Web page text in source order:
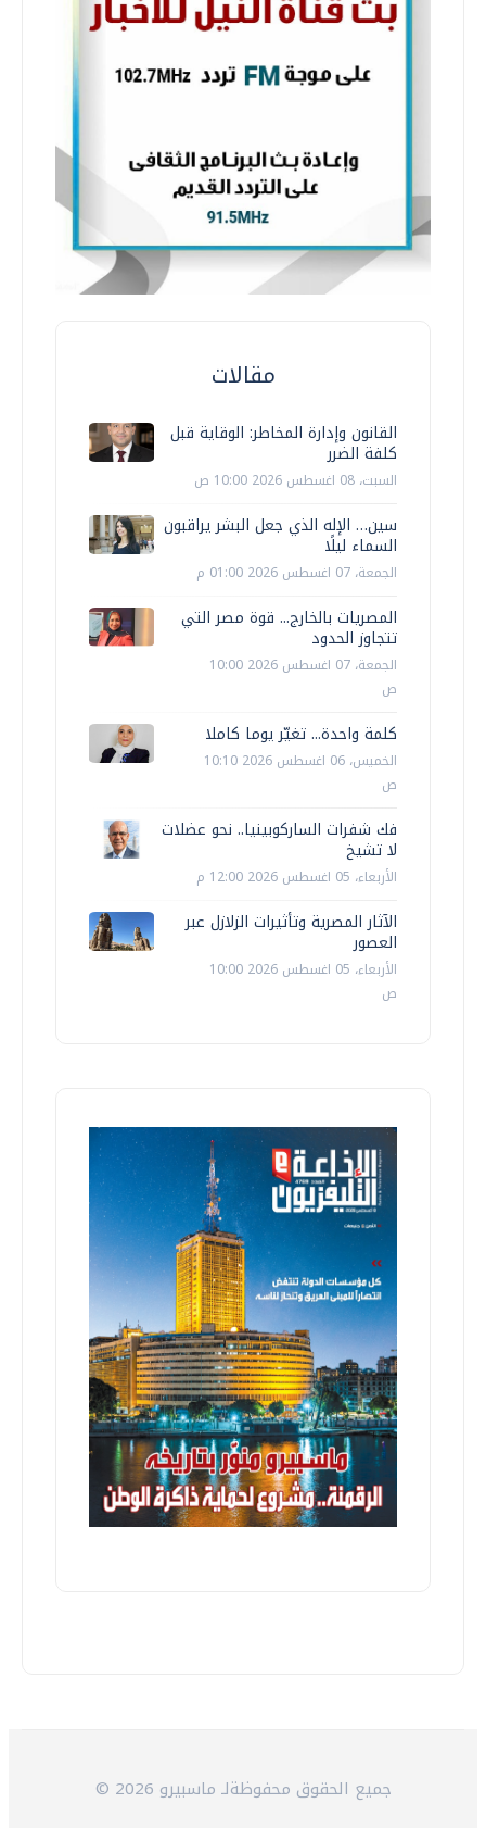
مقالات
القانون وإدارة المخاطر: الوقاية قبل
كلفة الضرر
السبت، 08 اغسطس 2026 10:00 ص
سين… الإله الذي جعل البشر يراقبون
السماء ليلًا
الجمعة، 07 اغسطس 2026 01:00 م
المصريات بالخارج... قوة مصر التي
تتجاوز الحدود
الجمعة، 07 اغسطس 2026 10:00
ص
كلمة واحدة... تغيّر يوما كاملا
الخميس، 06 اغسطس 2026 10:10
ص
فك شفرات الساركوبينيا.. نحو عضلات
لا تشيخ
الأربعاء، 05 اغسطس 2026 12:00 م
الآثار المصرية وتأثيرات الزلازل عبر
العصور
الأربعاء، 05 اغسطس 2026 10:00
ص
© 2026 جميع الحقوق محفوظةلـ ماسبيرو